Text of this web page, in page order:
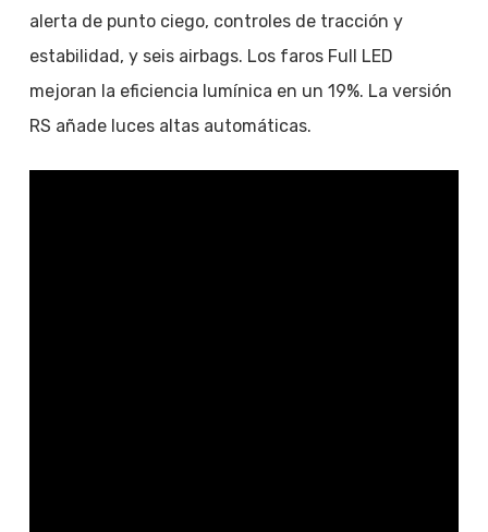
alerta de punto ciego, controles de tracción y
estabilidad, y seis airbags. Los faros Full LED
mejoran la eficiencia lumínica en un 19%. La versión
RS añade luces altas automáticas.